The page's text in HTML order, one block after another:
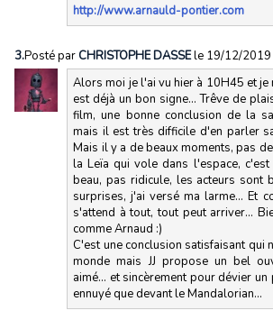
http://www.arnauld-pontier.com
3.Posté parCHRISTOPHE DASSEle 19/12/2019
Alors moi je l'ai vu hier à 10H45 et je
est déjà un bon signe... Trêve de
film, une bonne conclusion de la
mais il est très difficile d'en parler
Mais il y a de beaux moments, pas
la Leïa qui vole dans l'espace,
beau, pas ridicule, les acteurs sont
surprises, j'ai versé ma larme... Et
s'attend à tout, tout peut arriver...
comme Arnaud :)
C'est une conclusion satisfaisant qui
monde mais JJ propose un bel
aimé... et sincèrement pour dévier
ennuyé que devant le Mandalorian...